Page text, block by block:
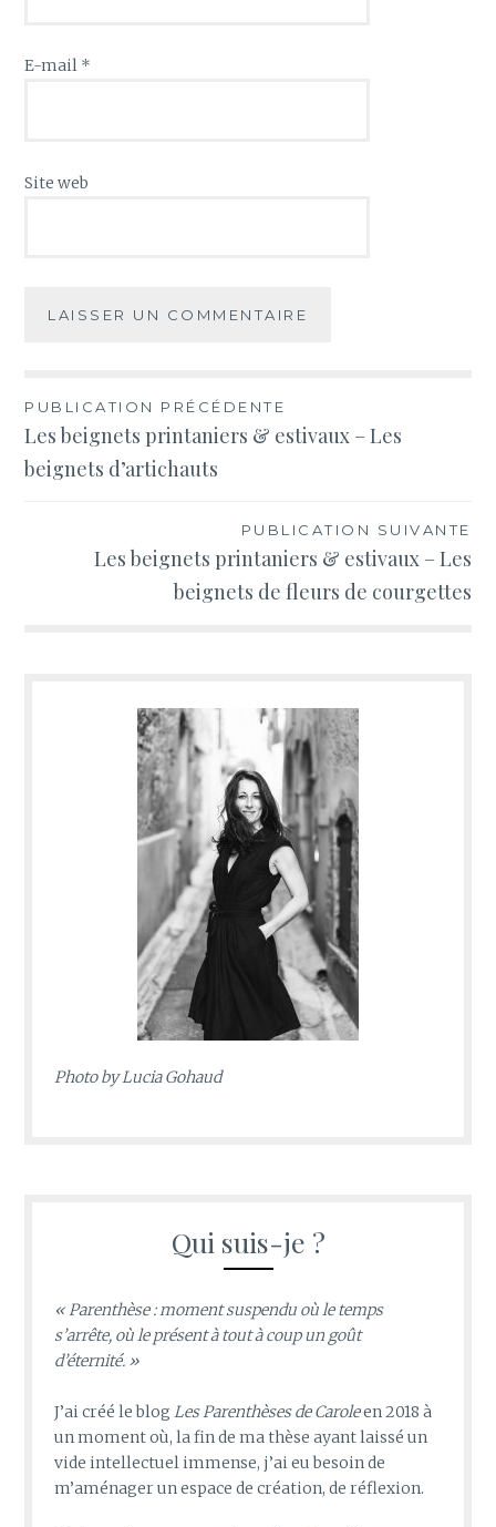
E-mail *
Site web
Navigation
de
l’article
PUBLICATION PRÉCÉDENTE
Les beignets printaniers & estivaux – Les
beignets d’artichauts
PUBLICATION SUIVANTE
Les beignets printaniers & estivaux – Les
beignets de fleurs de courgettes
Photo byLucia Gohaud
Qui suis-je ?
« Parenthèse : moment suspendu où le temps
s’arrête, où le présent à tout à coup un goût
d’éternité. »
J’ai créé le blogLes Parenthèses de Caroleen 2018 à
un moment où, la fin de ma thèse ayant laissé un
vide intellectuel immense, j’ai eu besoin de
m’aménager un espace de création, de réflexion.